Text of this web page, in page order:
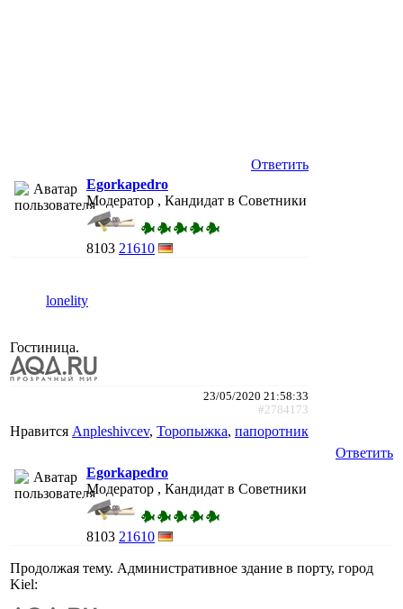
Ответить
Egorkapedro
Модератор , Кандидат в Советники
8103 21610
lonelity
Гостиница.
23/05/2020 21:58:33
#2784173
Нравится Anpleshivcev, Торопыжка, папоротник
Ответить
Egorkapedro
Модератор , Кандидат в Советники
8103 21610
Продолжая тему. Административное здание в порту, город
Kiel: